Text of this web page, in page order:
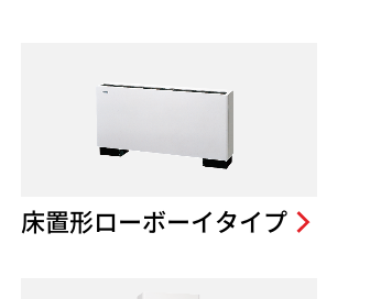
床置形ローボーイタイプ